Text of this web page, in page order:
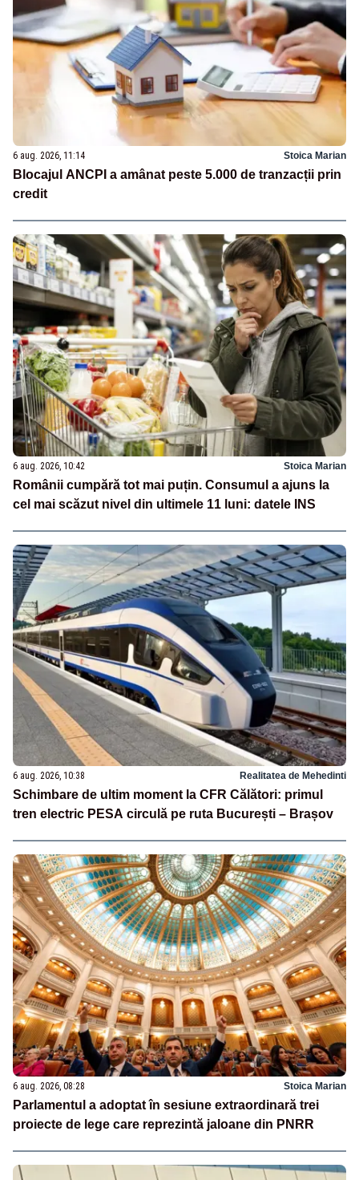
6 aug. 2026, 11:14 Stoica Marian
Blocajul ANCPI a amânat peste 5.000 de tranzacții prin
credit
6 aug. 2026, 10:42 Stoica Marian
Românii cumpără tot mai puțin. Consumul a ajuns la
cel mai scăzut nivel din ultimele 11 luni: datele INS
6 aug. 2026, 10:38 Realitatea de Mehedinti
Schimbare de ultim moment la CFR Călători: primul
tren electric PESA circulă pe ruta București – Brașov
6 aug. 2026, 08:28 Stoica Marian
Parlamentul a adoptat în sesiune extraordinară trei
proiecte de lege care reprezintă jaloane din PNRR